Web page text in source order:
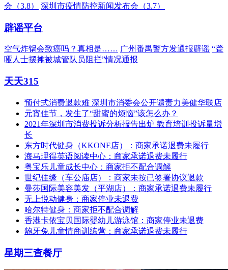
会（3.8）
深圳市疫情防控新闻发布会（3.7）
辟谣平台
空气炸锅会致癌吗？真相是…… 广州番禺警方发通报辟谣 “聋
哑人士摆摊被城管队员阻拦”情况通报
天天315
预付式消费退款难 深圳市消委会公开谴责力美健华联店
元宵佳节，发生了“甜蜜的烦恼”该怎么办？
2021年深圳市消费投诉分析报告出炉 教育培训投诉量增
长
东方时代健身（KKONE店）：商家承诺退费未履行
海马理得英语阅读中心：商家承诺退费未履行
粤宝乐儿童成长中心：商家拒不配合调解
世纪佳缘（车公庙店）：商家未按已签署协议退款
曼莎国际美容美发（平湖店）：商家承诺退费未履行
无上悦动健身：商家停业未退费
哈尔特健身：商家拒不配合调解
香港卡依宝贝国际婴幼儿游泳馆：商家停业未退费
龅牙兔儿童情商训练营：商家承诺退费未履行
星期三查餐厅